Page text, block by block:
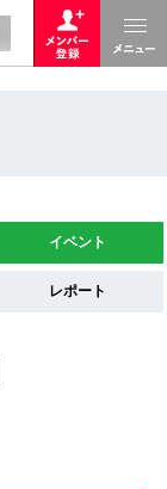
イベント
レポート